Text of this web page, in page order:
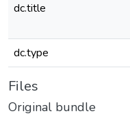
dc.title
dc.type
Files
Original bundle